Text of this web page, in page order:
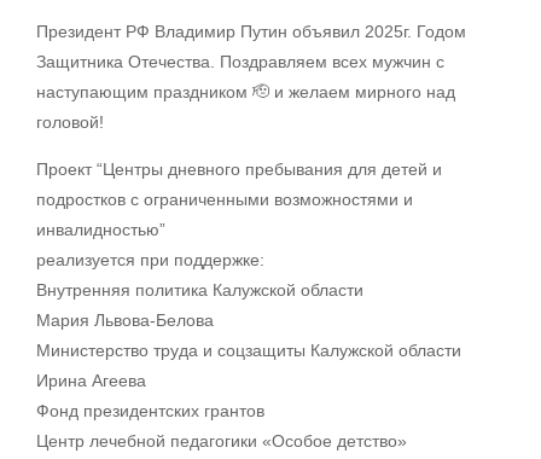
Президент РФ Владимир Путин объявил 2025г. Годом
Защитника Отечества. Поздравляем всех мужчин с
наступающим праздником 🫡 и желаем мирного над
головой!
Проект “Центры дневного пребывания для детей и
подростков с ограниченными возможностями и
инвалидностью”
реализуется при поддержке:
Внутренняя политика Калужской области
Мария Львова-Белова
Министерство труда и соцзащиты Калужской области
Ирина Агеева
Фонд президентских грантов
Центр лечебной педагогики «Особое детство»